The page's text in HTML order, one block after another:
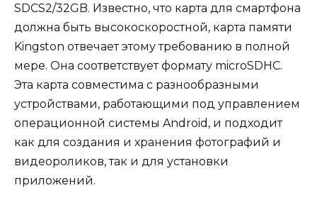
SDCS2/32GB. Известно, что карта для смартфона
должна быть высокоскоростной, карта памяти
Kingston отвечает этому требованию в полной
мере. Она соответствует формату microSDHC.
Эта карта совместима с разнообразными
устройствами, работающими под управлением
операционной системы Android, и подходит
как для создания и хранения фотографий и
видеороликов, так и для установки
приложений.